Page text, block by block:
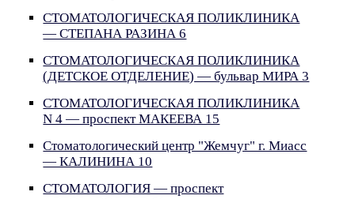
СТОМАТОЛОГИЧЕСКАЯ ПОЛИКЛИНИКА
— СТЕПАНА РАЗИНА 6
СТОМАТОЛОГИЧЕСКАЯ ПОЛИКЛИНИКА
(ДЕТСКОЕ ОТДЕЛЕНИЕ) — бульвар МИРА 3
СТОМАТОЛОГИЧЕСКАЯ ПОЛИКЛИНИКА
N 4 — проспект МАКЕЕВА 15
Стоматологический центр "Жемчуг" г. Миасс
— КАЛИНИНА 10
СТОМАТОЛОГИЯ — проспект